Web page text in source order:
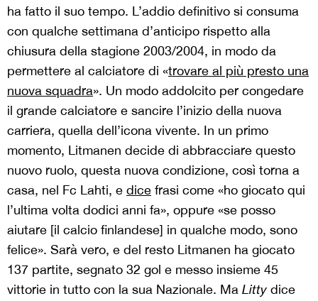
ha fatto il suo tempo. L’addio definitivo si consuma
con qualche settimana d’anticipo rispetto alla
chiusura della stagione 2003/2004, in modo da
permettere al calciatore di «trovare al più presto una
nuova squadra». Un modo addolcito per congedare
il grande calciatore e sancire l’inizio della nuova
carriera, quella dell’icona vivente. In un primo
momento, Litmanen decide di abbracciare questo
nuovo ruolo, questa nuova condizione, così torna a
casa, nel Fc Lahti, e dice frasi come «ho giocato qui
l’ultima volta dodici anni fa», oppure «se posso
aiutare [il calcio finlandese] in qualche modo, sono
felice». Sarà vero, e del resto Litmanen ha giocato
137 partite, segnato 32 gol e messo insieme 45
vittorie in tutto con la sua Nazionale. Ma Litty dice